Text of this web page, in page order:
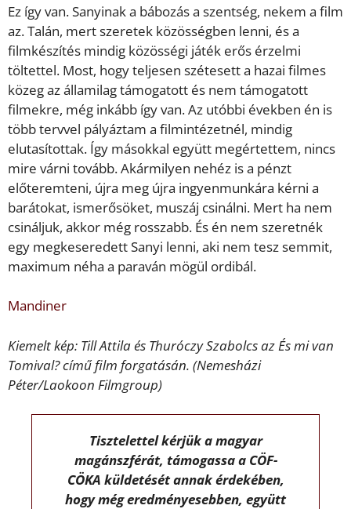
Ez így van. Sanyinak a bábozás a szentség, nekem a film
az. Talán, mert szeretek közösségben lenni, és a
filmkészítés mindig közösségi játék erős érzelmi
töltettel. Most, hogy teljesen szétesett a hazai filmes
közeg az államilag támogatott és nem támogatott
filmekre, még inkább így van. Az utóbbi években én is
több tervvel pályáztam a filmintézetnél, mindig
elutasítottak. Így másokkal együtt megértettem, nincs
mire várni tovább. Akármilyen nehéz is a pénzt
előteremteni, újra meg újra ingyenmunkára kérni a
barátokat, ismerősöket, muszáj csinálni. Mert ha nem
csináljuk, akkor még rosszabb. És én nem szeretnék
egy megkeseredett Sanyi lenni, aki nem tesz semmit,
maximum néha a paraván mögül ordibál.
Mandiner
Kiemelt kép: Till Attila és Thuróczy Szabolcs az És mi van
Tomival? című film forgatásán. (Nemesházi
Péter/Laokoon Filmgroup)
Tisztelettel kérjük a magyar
magánszférát, támogassa a CÖF-
CÖKA küldetését annak érdekében,
hogy még eredményesebben, együtt